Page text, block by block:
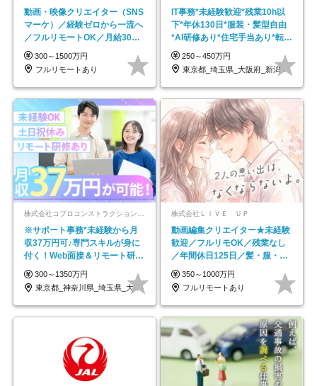
動画・映像クリエイター（SNS
マーケ）／経験ゼロから一流へ
／フルリモートOK／月給30万
円～／年休130日以上
300～1500万円
フルリモートあり
IT事務*未経験歓迎*残業10h以
下*年休130日*服装・髪型自由
*AI研修あり*住宅手当あり*転勤
なし
250～450万円
東京都_埼玉県_大阪府_新潟県_福岡県
※サポート事務*未経験から月
収37万円可♪専門スキルが身に
付く！Web面接＆リモート研修
も充実♪/a
300～1350万円
東京都_神奈川県_埼玉県_大阪府_愛知県…
株式会社ＬＩＶＥ ＵＰ
動画編集クリエイター★未経験
歓迎／フルリモOK／残業なし
／年間休日125日／髪・服・ネ
イル自由／研修充実で安心
350～1000万円
フルリモートあり